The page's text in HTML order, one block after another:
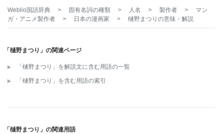
Weblio国語辞典 > 固有名詞の種類 > 人名 > 製作者 >
マン
ガ・アニメ製作者
> 日本の漫画家 > 樋野まつり の意味・解説
「樋野まつり」の関連ページ
「樋野まつり」を解説文に含む用語の一覧
「樋野まつり」を含む用語の索引
「樋野まつり」の関連用語